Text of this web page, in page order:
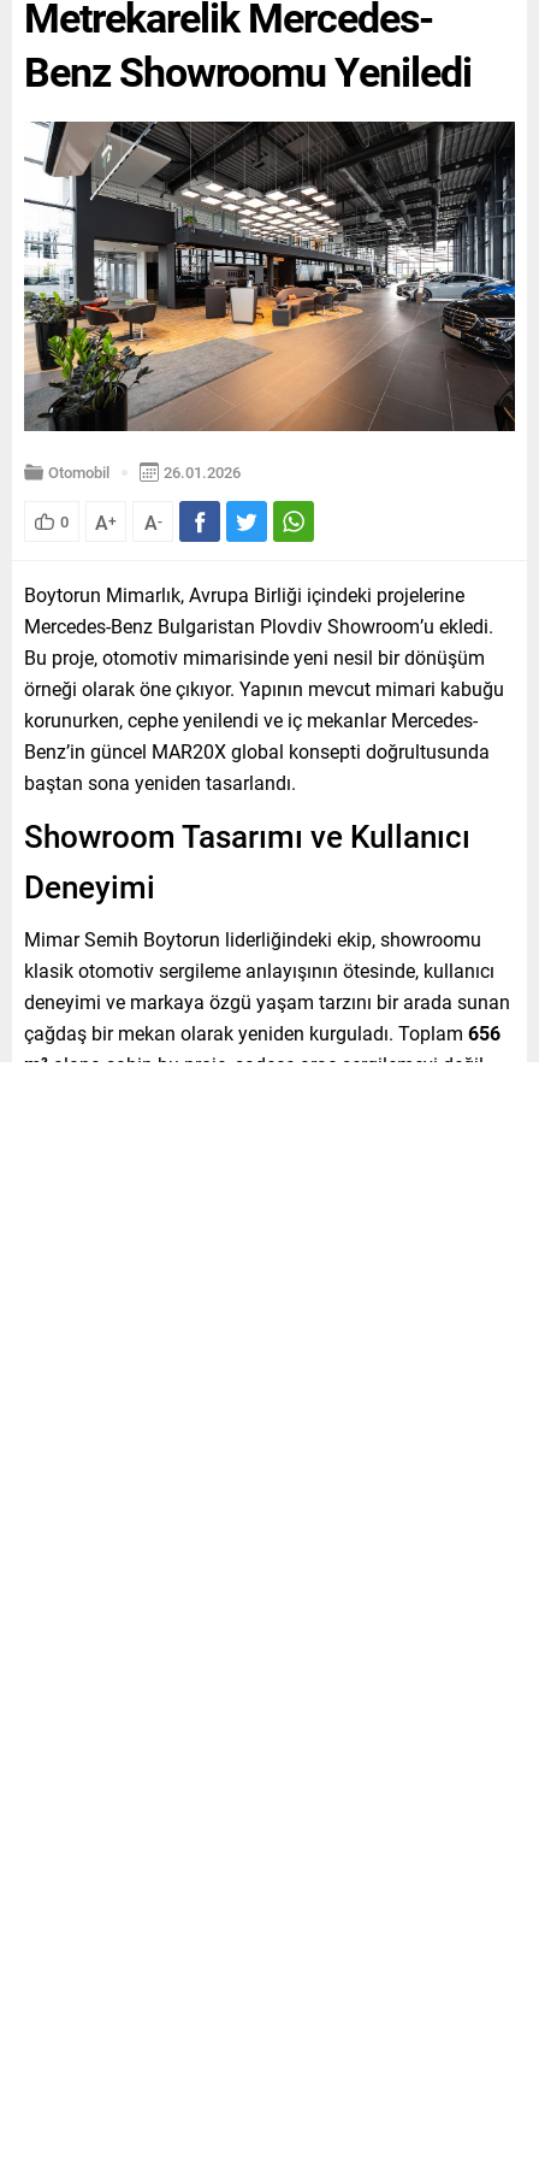
stratejik...
Metrekarelik Mercedes-
Benz Showroomu Yeniledi
Otomobil 26.01.2026
0 A+ A-
Boytorun Mimarlık, Avrupa Birliği içindeki projelerine
Mercedes-Benz Bulgaristan Plovdiv Showroom’u ekledi.
Bu proje, otomotiv mimarisinde yeni nesil bir dönüşüm
örneği olarak öne çıkıyor. Yapının mevcut mimari kabuğu
korunurken, cephe yenilendi ve iç mekanlar Mercedes-
Benz’in güncel MAR20X global konsepti doğrultusunda
baştan sona yeniden tasarlandı.
Showroom Tasarımı ve Kullanıcı
Deneyimi
Mimar Semih Boytorun liderliğindeki ekip, showroomu
klasik otomotiv sergileme anlayışının ötesinde, kullanıcı
deneyimi ve markaya özgü yaşam tarzını bir arada sunan
çağdaş bir mekan olarak yeniden kurguladı. Toplam 656
m² alana sahip bu proje, sadece araç sergilemeyi değil,